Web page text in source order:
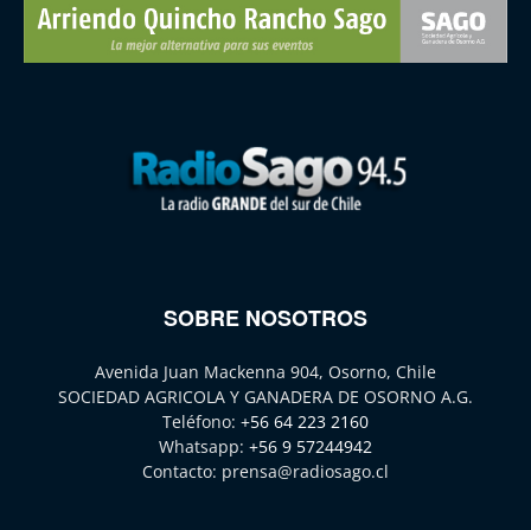
SOBRE NOSOTROS
Avenida Juan Mackenna 904, Osorno, Chile
SOCIEDAD AGRICOLA Y GANADERA DE OSORNO A.G.
Teléfono: +56 64 223 2160
Whatsapp: +56 9 57244942
Contacto: prensa@radiosago.cl